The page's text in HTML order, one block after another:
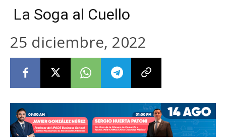
La Soga al Cuello
25 diciembre, 2022